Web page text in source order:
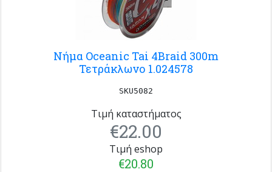
Νήμα Oceanic Tai 4Braid 300m
Τετράκλωνο 1.024578
SKU5082
Τιμή καταστήματος
€22.00
Τιμή eshop
€20.80